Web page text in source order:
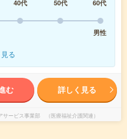
40代 50代
60代
男性
る
む 詳しく見る
ービス事業部 （医療福祉介護関連）